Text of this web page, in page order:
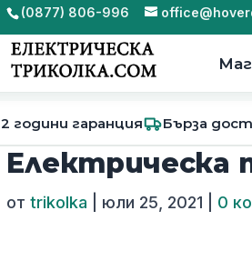
(0877) 806-996
2 години гаранция Бърза
Електрическа
отtrikolka юли 25, 2021 0